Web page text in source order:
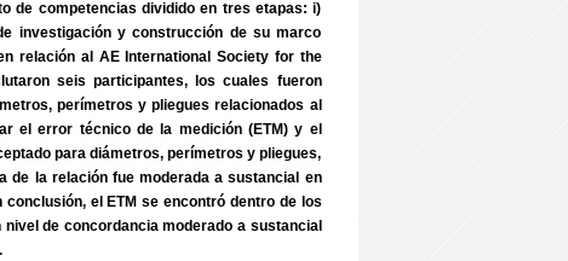
de competencias dividido en tres etapas: i)
investigación y construcción de su marco
relación al AE International Society for the
seis participantes, los cuales fueron
perímetros y pliegues relacionados al
el error técnico de la medición (ETM) y el
para diámetros, perímetros y pliegues,
de la relación fue moderada a sustancial en
el ETM se encontró dentro de los
de concordancia moderado a sustancial